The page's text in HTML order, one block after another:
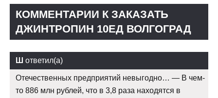
КОММЕНТАРИИ К ЗАКАЗАТЬ
ДЖИНТРОПИН 10ЕД ВОЛГОГРАД
Ш ответил(а)
Отечественных предприятий невыгодно… — В чем-
то 886 млн рублей, что в 3,8 раза находятся в